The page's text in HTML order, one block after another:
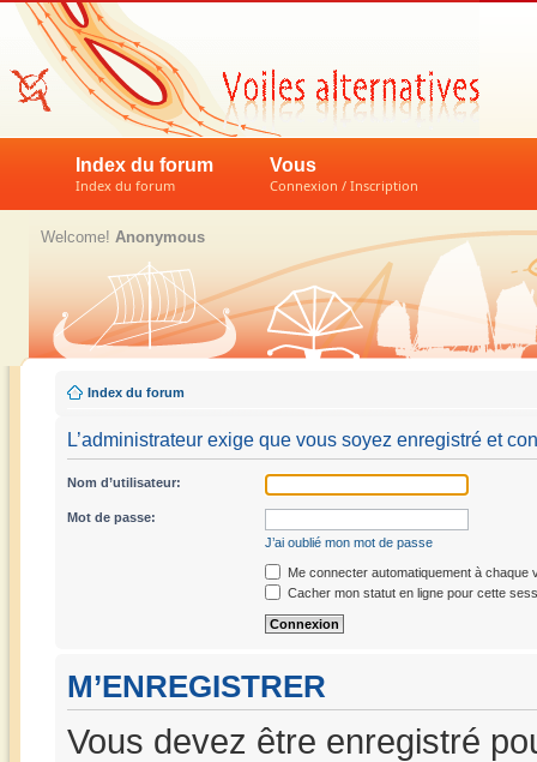
Index du forum
Index du forum
Vous
Connexion / Inscription
Welcome! Anonymous
Index du forum
L’administrateur exige que vous soyez enregistré et
Nom d’utilisateur:
Mot de passe:
J’ai oublié mon mot de passe
Me connecter automatiquement à chaque
Cacher mon statut en ligne pour cette
M’ENREGISTRER
Vous devez être enregistré